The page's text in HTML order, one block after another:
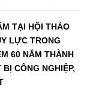
TẠI HỘI THẢO
LỰC TRONG
60 NĂM THÀNH
CÔNG NGHIỆP,